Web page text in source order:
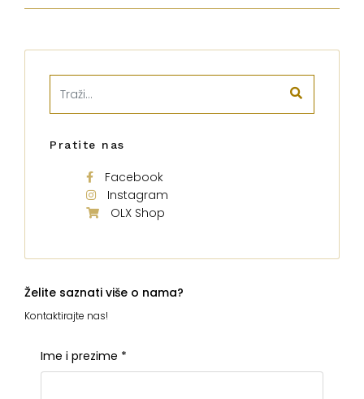
Pratite nas
Facebook
Instagram
OLX Shop
Želite saznati više o nama?
Kontaktirajte nas!
Ime i prezime *